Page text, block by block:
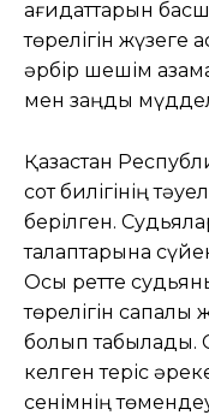
қағидаттарын
төрелігін жүзеге
әрбір шешім
мен заңды
Қазақстан
сот билігінің
берілген.
талаптарына
Осы ретте
төрелігін сапалы
болып табылады.
келген теріс
сенімнің